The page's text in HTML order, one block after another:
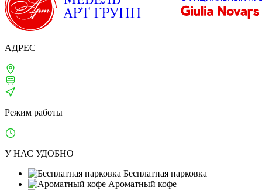
АДРЕС
Режим работы
У НАС УДОБНО
Бесплатная парковка
Ароматный кофе